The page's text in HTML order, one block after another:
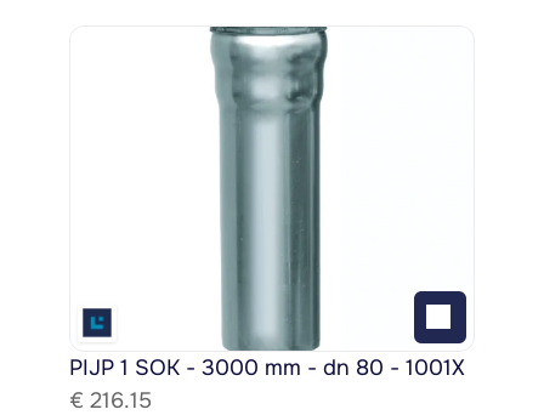
PIJP 1 SOK - 3000 mm - dn 80 - 1001X
€ 216.15